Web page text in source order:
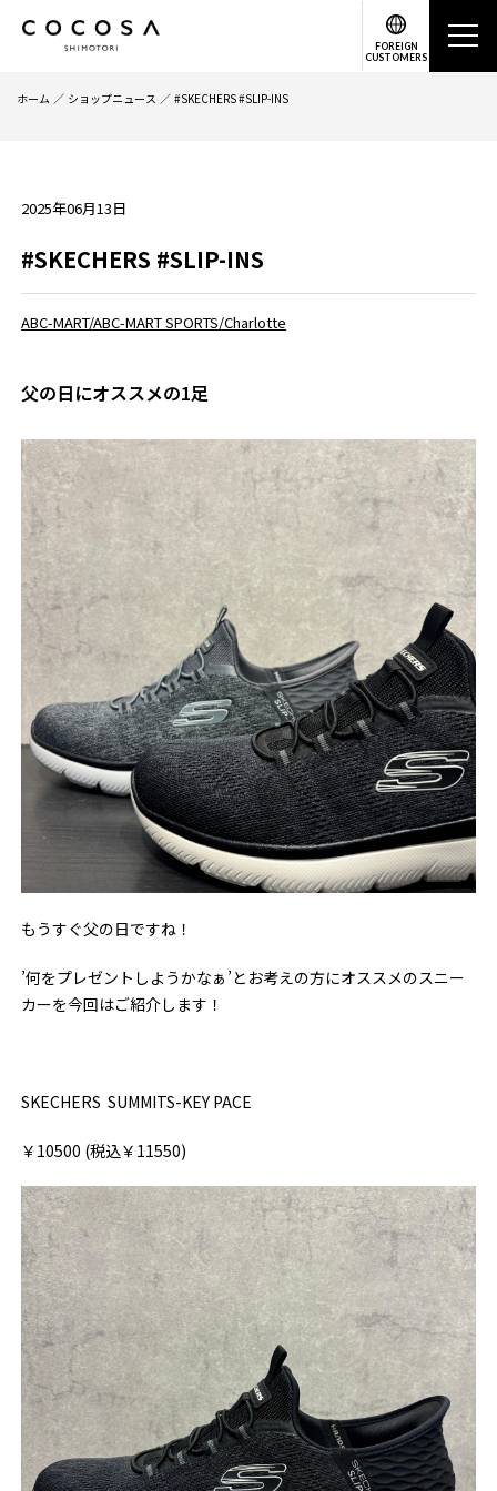
FOREIGN
CUSTOMERS
ホーム ショップニュース #SKECHERS #SLIP-INS
2025年06月13日
#SKECHERS #SLIP-INS
ABC-MART/ABC-MART SPORTS/Charlotte
父の日にオススメの1足
もうすぐ父の日ですね！
’何をプレゼントしようかなぁ’とお考えの方にオススメのスニー
カーを今回はご紹介します！
SKECHERS SUMMITS-KEY PACE
￥10500 (税込￥11550)